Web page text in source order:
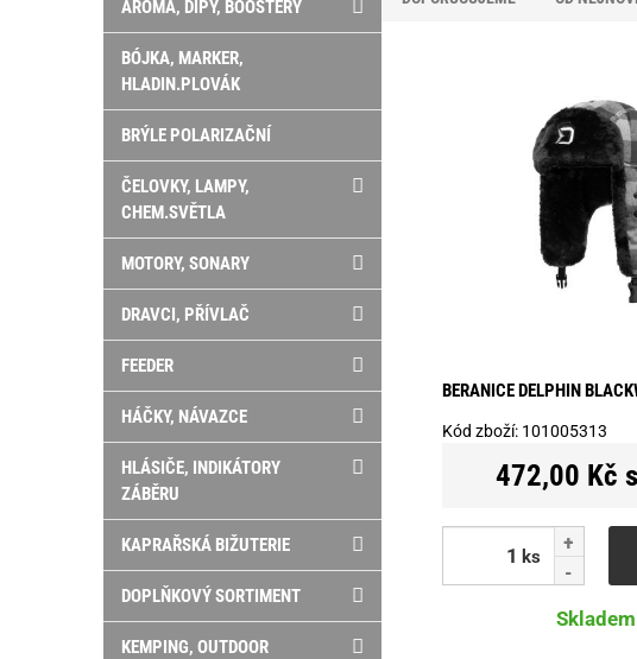
BERANICE DELPHIN
Kód zboží: 101005313
472,00 Kč
ks
Skladem
AROMA, DIPY, BOOSTERY
BÓJKA, MARKER,
HLADIN.PLOVÁK
BRÝLE POLARIZAČNÍ
ČELOVKY, LAMPY,
CHEM.SVĚTLA
MOTORY, SONARY
DRAVCI, PŘÍVLAČ
FEEDER
HÁČKY, NÁVAZCE
HLÁSIČE, INDIKÁTORY
ZÁBĚRU
KAPRAŘSKÁ BIŽUTERIE
DOPLŇKOVÝ SORTIMENT
KEMPING, OUTDOOR